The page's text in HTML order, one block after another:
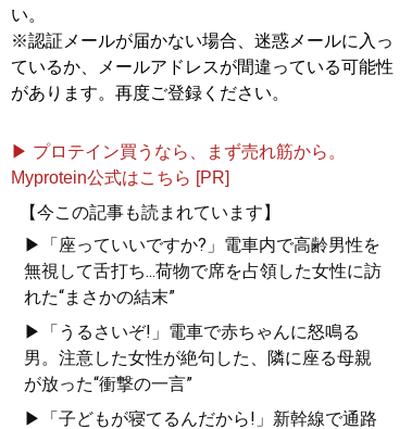
い。
※認証メールが届かない場合、迷惑メールに入っ
ているか、メールアドレスが間違っている可能性
があります。再度ご登録ください。
▶ プロテイン買うなら、まず売れ筋から。
Myprotein公式はこちら [PR]
【今この記事も読まれています】
▶「座っていいですか?」電車内で高齢男性を
無視して舌打ち...荷物で席を占領した女性に訪
れた“まさかの結末”
▶「うるさいぞ!」電車で赤ちゃんに怒鳴る
男。注意した女性が絶句した、隣に座る母親
が放った“衝撃の一言”
▶「子どもが寝てるんだから!」新幹線で通路